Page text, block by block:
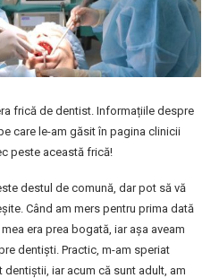
frică de dentist. Informațiile despre
care le-am găsit în pagina clinicii
peste această frică!
destul de comună, dar pot să vă
Când am mers pentru prima dată
era prea bogată, iar așa aveam
dentiști. Practic, m-am speriat
dentiștii, iar acum că sunt adult, am